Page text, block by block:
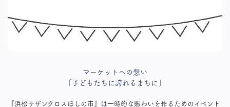
マーケットへの想い
「子どもたちに誇れるまちに」
『浜松サザンクロスほしの市』は一時的な賑わいを作るためのイベント